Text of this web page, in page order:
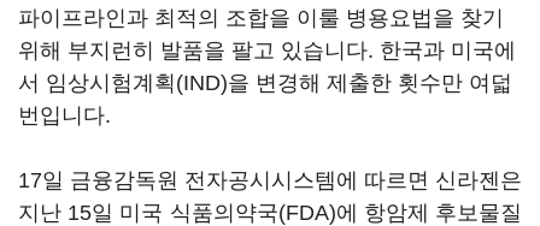
파이프라인과 최적의 조합을 이룰 병용요법을 찾기
위해 부지런히 발품을 팔고 있습니다. 한국과 미국에
서 임상시험계획(IND)을 변경해 제출한 횟수만 여덟
번입니다.
17일 금융감독원 전자공시시스템에 따르면 신라젠은
지난 15일 미국 식품의약국(FDA)에 항암제 후보물질